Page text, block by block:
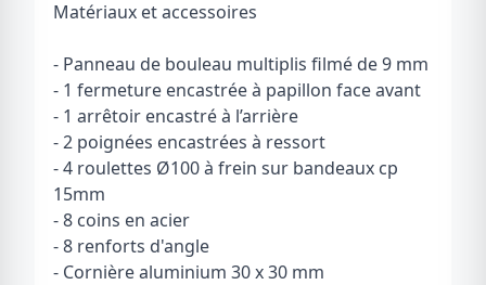
Matériaux et accessoires
- Panneau de bouleau multiplis filmé de 9 mm
- 1 fermeture encastrée à papillon face avant
- 1 arrêtoir encastré à l’arrière
- 2 poignées encastrées à ressort
- 4 roulettes Ø100 à frein sur bandeaux cp
15mm
- 8 coins en acier
- 8 renforts d'angle
- Cornière aluminium 30 x 30 mm